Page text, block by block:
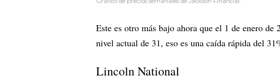
Este es otro más bajo ahora que el 1 de enero
nivel actual de 31, eso es una caída rápida del
Lincoln National